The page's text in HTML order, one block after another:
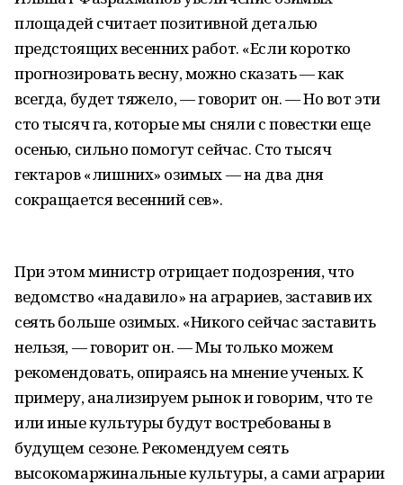
площадей считает позитивной деталью
предстоящих весенних работ. «Если коротко
прогнозировать весну, можно сказать — как
всегда, будет тяжело, — говорит он. — Но вот эти
сто тысяч га, которые мы сняли с повестки еще
осенью, сильно помогут сейчас. Сто тысяч
гектаров «лишних» озимых — на два дня
сокращается весенний сев».
При этом министр отрицает подозрения, что
ведомство «надавило» на аграриев, заставив их
сеять больше озимых. «Никого сейчас заставить
нельзя, — говорит он. — Мы только можем
рекомендовать, опираясь на мнение ученых. К
примеру, анализируем рынок и говорим, что те
или иные культуры будут востребованы в
будущем сезоне. Рекомендуем сеять
высокомаржинальные культуры, а сами аграрии